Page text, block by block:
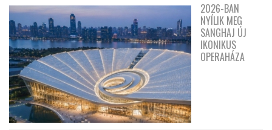
2026-BAN
NYÍLIK MEG
SANGHAJ ÚJ
IKONIKUS
OPERAHÁZA